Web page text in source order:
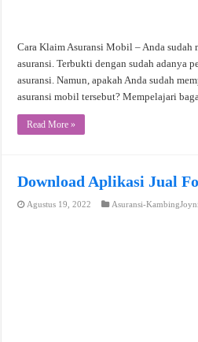
Cara Klaim Asuransi Mobil – Anda sudah
asuransi. Terbukti dengan sudah adanya
asuransi. Namun, apakah Anda sudah
asuransi mobil tersebut? Mempelajari
Read More »
Download Aplikasi Jual
Agustus 19, 2022 Asuransi-